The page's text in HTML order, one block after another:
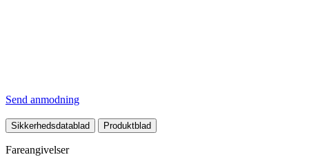
Send anmodning
Sikkerhedsdatablad Produktblad
Fareangivelser